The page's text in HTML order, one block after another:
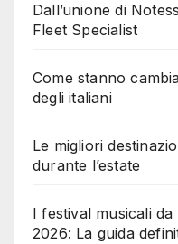
Dall’unione di
Fleet Specialist
Come stanno
degli italiani
Le migliori
durante l’estate
I festival musicali da
2026: La guida